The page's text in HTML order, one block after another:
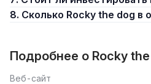
8. Сколько Rocky the dog
Подробнее о Rocky
Веб-сайт